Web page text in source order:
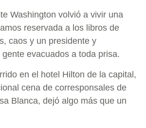
Washington volvió a vivir una
reservada a los libros de
caos y un presidente y
evacuados a toda prisa.
en el hotel Hilton de la capital,
cena de corresponsales de
Blanca, dejó algo más que un